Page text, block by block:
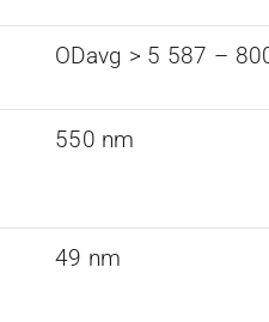
ODavg > 5 587 –
550 nm
49 nm